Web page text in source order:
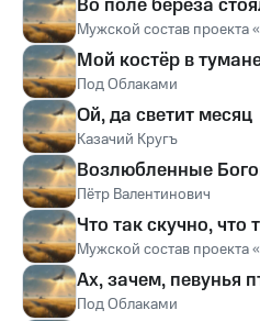
Во поле берёза
Мужской состав проекта
Мой костёр в
Под Облаками
Ой, да светит месяц
Казачий Кругъ
Возлюбленные
Пётр Валентинович
Что так скучно, что
Мужской состав проекта
Ах, зачем, певунья
Под Облаками